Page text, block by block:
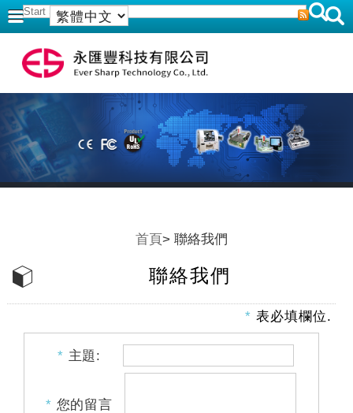
首頁> 聯絡我們
聯絡我們
* 表必填欄位.
* 主題:
* 您的留言